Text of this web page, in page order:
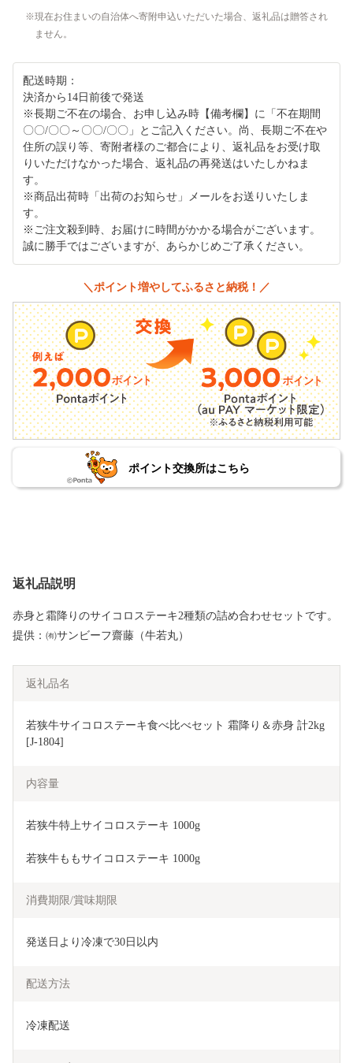
現在お住まいの自治体へ寄附申込いただいた場合、返礼品は贈答され
ません。
配送時期：
決済から14日前後で発送
※長期ご不在の場合、お申し込み時【備考欄】に「不在期間
〇〇/〇〇～〇〇/〇〇」とご記入ください。尚、長期ご不在や
住所の誤り等、寄附者様のご都合により、返礼品をお受け取
りいただけなかった場合、返礼品の再発送はいたしかねま
す。
※商品出荷時「出荷のお知らせ」メールをお送りいたしま
す。
※ご注文殺到時、お届けに時間がかかる場合がございます。
誠に勝手ではございますが、あらかじめご了承ください。
＼ポイント増やしてふるさと納税！／
ポイント交換所はこちら
返礼品説明
赤身と霜降りのサイコロステーキ2種類の詰め合わせセットです。
提供：㈲サンビーフ齋藤（牛若丸）
返礼品名
若狭牛サイコロステーキ食べ比べセット 霜降り＆赤身 計2kg
[J-1804]
内容量
若狭牛特上サイコロステーキ 1000g
若狭牛ももサイコロステーキ 1000g
消費期限/賞味期限
発送日より冷凍で30日以内
配送方法
冷凍配送